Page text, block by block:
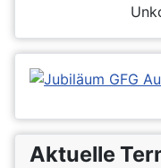
Aktuelle